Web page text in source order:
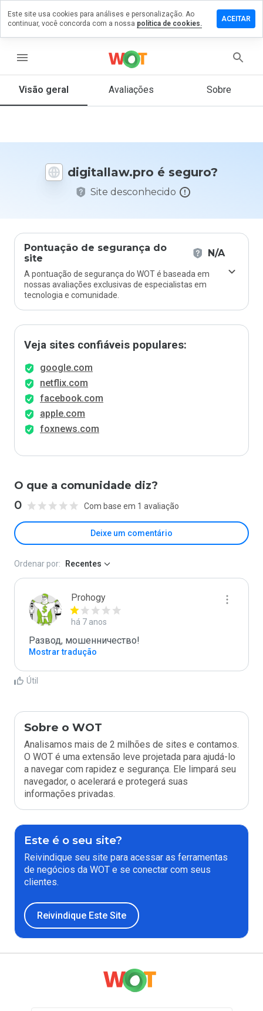
menu
Visão geral Avaliações Sobre
digitallaw.pro é seguro?
Site desconhecido
Pontuação de segurança do
site
N/A
A pontuação de segurança do WOT é baseada em
nossas avaliações exclusivas de especialistas em
tecnologia e comunidade.
Veja sites confiáveis populares:
google.com
netflix.com
facebook.com
apple.com
foxnews.com
O que a comunidade diz?
0 Com base em 1 avaliação
Deixe um comentário
um
que
Ordenar por: Recentes
Prohogy
há 7 anos
Развод, мошенничество!
Mostrar tradução
Útil
Sobre o WOT
Analisamos mais de 2 milhões de sites e contamos.
O WOT é uma extensão leve projetada para ajudá-lo
a navegar com rapidez e segurança. Ele limpará seu
navegador, o acelerará e protegerá suas
informações privadas.
Este é o seu site?
Reivindique seu site para acessar as ferramentas
de negócios da WOT e se conectar com seus
clientes.
Reivindique Este Site
Este site usa cookies para análises e personalização. Ao
continuar, você concorda com a nossa política de cookies.
ACEITAR